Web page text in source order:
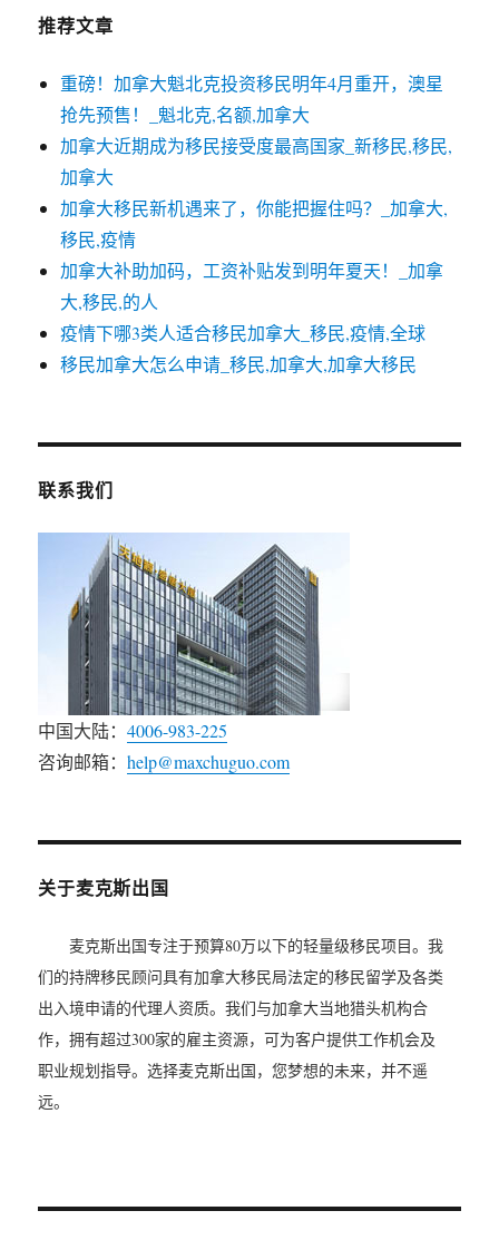
推荐文章
重磅！加拿大魁北克投资移民明年4月重开，澳星
抢先预售！_魁北克,名额,加拿大
加拿大近期成为移民接受度最高国家_新移民,移民,
加拿大
加拿大移民新机遇来了，你能把握住吗？_加拿大,
移民,疫情
加拿大补助加码，工资补贴发到明年夏天！_加拿
大,移民,的人
疫情下哪3类人适合移民加拿大_移民,疫情,全球
移民加拿大怎么申请_移民,加拿大,加拿大移民
联系我们
中国大陆：4006-983-225
咨询邮箱：help@maxchuguo.com
关于麦克斯出国
麦克斯出国专注于预算80万以下的轻量级移民项目。我
们的持牌移民顾问具有加拿大移民局法定的移民留学及各类
出入境申请的代理人资质。我们与加拿大当地猎头机构合
作，拥有超过300家的雇主资源，可为客户提供工作机会及
职业规划指导。选择麦克斯出国，您梦想的未来，并不遥
远。